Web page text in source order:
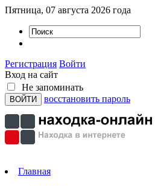
Пятница, 07 августа 2026 года
Регистрация Войти
Вход на сайт
Не запоминать
восстановить пароль
Главная